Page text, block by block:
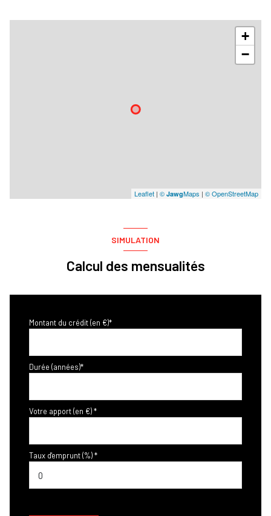
+
−
Leaflet | © JawgMaps | © OpenStreetMap
SIMULATION
Calcul des mensualités
Montant du crédit (en €)*
Durée (années)*
Votre apport (en €) *
Taux d'emprunt (%) *